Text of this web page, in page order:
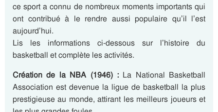
ce sport a connu de nombreux moments importants qui
ont contribué à le rendre aussi populaire qu’il l’est
aujourd’hui.
Lis les informations ci-dessous sur l’histoire du
basketball et complète les activités.
Création de la NBA (1946) : La National Basketball
Association est devenue la ligue de basketball la plus
prestigieuse au monde, attirant les meilleurs joueurs et